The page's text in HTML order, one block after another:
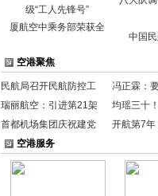
厦航空中乘务部荣获全
中国
空港聚焦
民航局召开民航防控工
冯正霖：
瑞丽航空：引进第21架
均瑶三十
首都机场集团庆祝建党
开航第7年
空港服务